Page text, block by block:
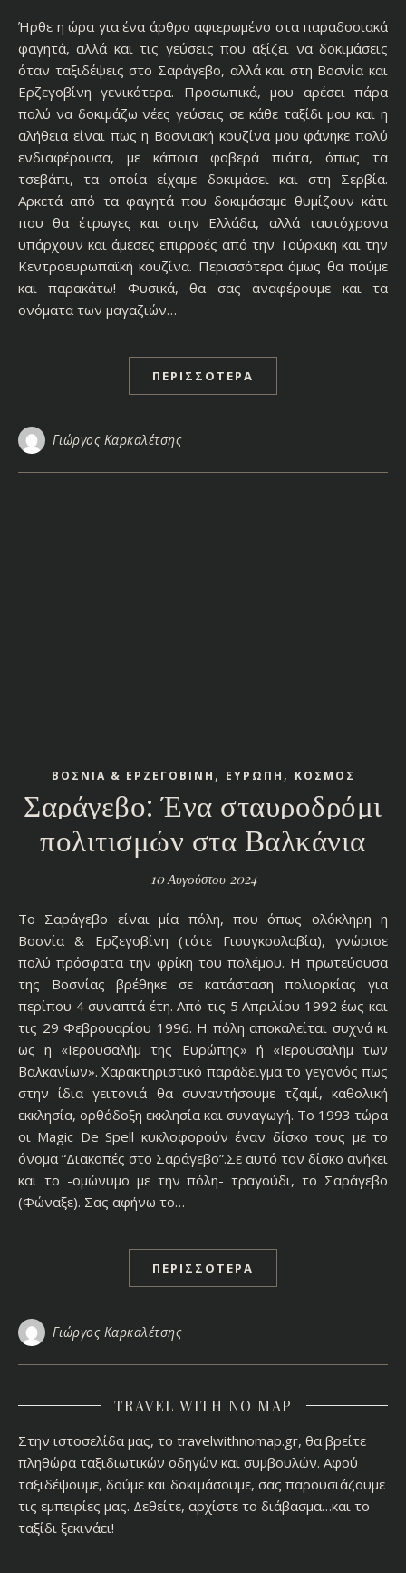
Ήρθε η ώρα για ένα άρθρο αφιερωμένο στα παραδοσιακά
φαγητά, αλλά και τις γεύσεις που αξίζει να δοκιμάσεις
όταν ταξιδέψεις στο Σαράγεβο, αλλά και στη Βοσνία και
Ερζεγοβίνη γενικότερα. Προσωπικά, μου αρέσει πάρα
πολύ να δοκιμάζω νέες γεύσεις σε κάθε ταξίδι μου και η
αλήθεια είναι πως η Βοσνιακή κουζίνα μου φάνηκε πολύ
ενδιαφέρουσα, με κάποια φοβερά πιάτα, όπως τα
τσεβάπι, τα οποία είχαμε δοκιμάσει και στη Σερβία.
Aρκετά από τα φαγητά που δοκιμάσαμε θυμίζουν κάτι
που θα έτρωγες και στην Ελλάδα, αλλά ταυτόχρονα
υπάρχουν και άμεσες επιρροές από την Τούρκικη και την
Κεντροευρωπαϊκή κουζίνα. Περισσότερα όμως θα πούμε
και παρακάτω! Φυσικά, θα σας αναφέρουμε και τα
ονόματα των μαγαζιών…
ΠΕΡΙΣΣΌΤΕΡΑ
Γιώργος Καρκαλέτσης
ΒΟΣΝΙΑ & ΕΡΖΕΓΟΒΙΝΗ , ΕΥΡΩΠΗ , ΚΟΣΜΟΣ
Σαράγεβο: Ένα σταυροδρόμι
πολιτισμών στα Βαλκάνια
10 Αυγούστου 2024
Το Σαράγεβο είναι μία πόλη, που όπως ολόκληρη η
Βοσνία & Ερζεγοβίνη (τότε Γιουγκοσλαβία), γνώρισε
πολύ πρόσφατα την φρίκη του πολέμου. Η πρωτεύουσα
της Βοσνίας βρέθηκε σε κατάσταση πολιορκίας για
περίπου 4 συναπτά έτη. Από τις 5 Απριλίου 1992 έως και
τις 29 Φεβρουαρίου 1996. Η πόλη αποκαλείται συχνά κι
ως η «Ιερουσαλήμ της Ευρώπης» ή «Ιερουσαλήμ των
Βαλκανίων». Χαρακτηριστικό παράδειγμα το γεγονός πως
στην ίδια γειτονιά θα συναντήσουμε τζαμί, καθολική
εκκλησία, ορθόδοξη εκκλησία και συναγωγή. Το 1993 τώρα
οι Magic De Spell κυκλοφορούν έναν δίσκο τους με το
όνομα “Διακοπές στο Σαράγεβο”.Σε αυτό τον δίσκο ανήκει
και το -ομώνυμο με την πόλη- τραγούδι, το Σαράγεβο
(Φώναξε). Σας αφήνω το…
ΠΕΡΙΣΣΌΤΕΡΑ
Γιώργος Καρκαλέτσης
TRAVEL WITH NO MAP
Στην ιστοσελίδα μας, το travelwithnomap.gr, θα βρείτε
πληθώρα ταξιδιωτικών οδηγών και συμβουλών. Αφού
ταξιδέψουμε, δούμε και δοκιμάσουμε, σας παρουσιάζουμε
τις εμπειρίες μας. Δεθείτε, αρχίστε το διάβασμα…και το
ταξίδι ξεκινάει!